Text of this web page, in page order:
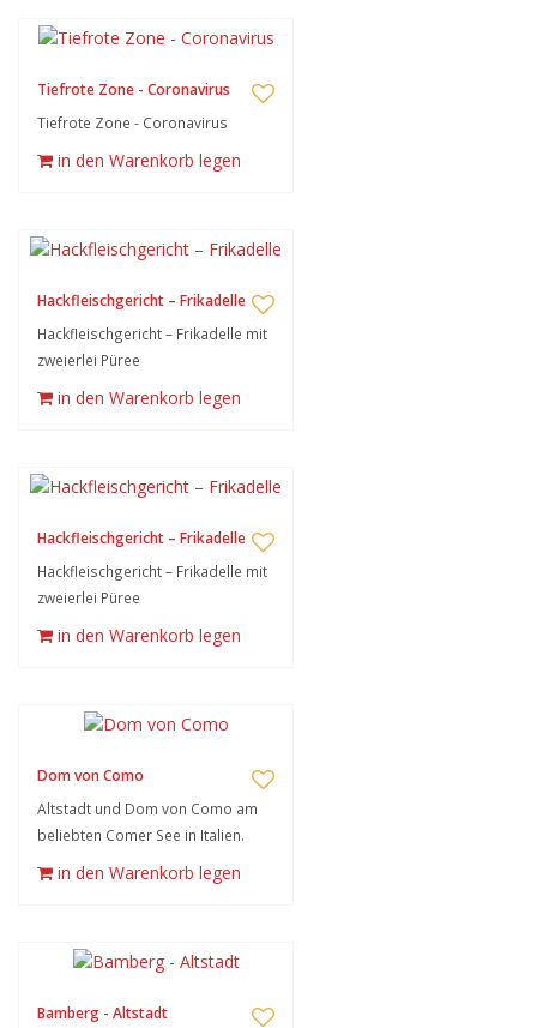
Tiefrote Zone - Coronavirus
Tiefrote Zone - Coronavirus
in den Warenkorb legen
Hackfleischgericht – Frikadelle
Hackfleischgericht – Frikadelle mit
zweierlei Püree
in den Warenkorb legen
Hackfleischgericht – Frikadelle
Hackfleischgericht – Frikadelle mit
zweierlei Püree
in den Warenkorb legen
Dom von Como
Altstadt und Dom von Como am
beliebten Comer See in Italien.
in den Warenkorb legen
Bamberg - Altstadt